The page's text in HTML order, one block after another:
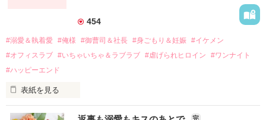
それから約十二年後。
過去の傷から、二度と会いたくないと思っていた哲平に
運命のような再会を果たす。
酔った勢いで一夜を共にしてしまった。
さらに、美桜が初めてだと知った哲平は
『責任をとる、結婚しよう』と真っ直ぐに告げてきた。
454
#溺愛＆執着愛 #俺様 #御曹司＆社長 #身ごもり＆妊娠 #イケメン
#オフィスラブ #いちゃいちゃ＆ラブラブ #虐げられヒロイン
#ワンナイト
#ハッピーエンド
表紙を見る
おかしな噂を流されて前の職場でうまくいかなかった梅田美
完